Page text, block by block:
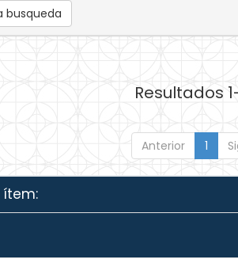
busqueda
Resultados
Anterior 1
ítem: